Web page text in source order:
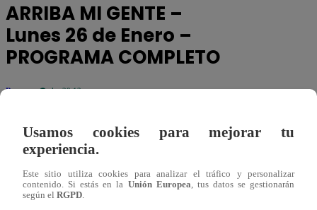
ARRIBA MI GENTE –
Lunes 26 de Enero –
PROGRAMA COMPLETO
Repe amg a las 20:12
Usamos cookies para mejorar tu
experiencia.
Este sitio utiliza cookies para analizar el tráfico y personalizar
contenido. Si estás en la Unión Europea, tus datos se gestionarán
según el RGPD.